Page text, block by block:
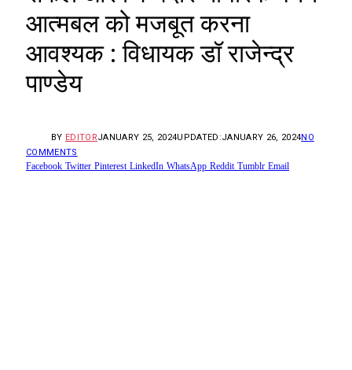
आत्मबल को मजबूत करना
आवश्यक : विधायक डॉ राजेन्द्र
पाण्डेय
BY EDITORJANUARY 25, 2024UPDATED:JANUARY 26, 2024NO
COMMENTS
Facebook Twitter Pinterest LinkedIn WhatsApp Reddit Tumblr Email